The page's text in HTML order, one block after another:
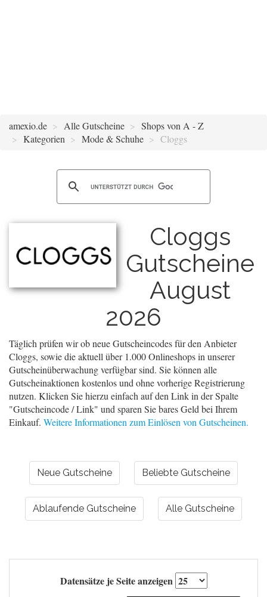
amexio.de Alle Gutscheine
Shops von A - Z
Kategorien
Mode & Schuhe Cloggs
Cloggs
Gutscheine
August
2026
Täglich prüfen wir ob neue Gutscheincodes für den Anbieter
Cloggs, sowie die aktuell über 1.000 Onlineshops in unserer
Gutscheinüberwachung verfügbar sind. Sie können alle
Gutscheinaktionen kostenlos und ohne vorherige Registrierung
nutzen. Klicken Sie hierzu einfach auf den Link in der Spalte
"Gutscheincode / Link" und sparen Sie bares Geld bei Ihrem
Einkauf. Weitere Informationen zum Einlösen von Gutscheinen.
Neue Gutscheine Beliebte Gutscheine
Ablaufende Gutscheine Alle Gutscheine
Datensätze je Seite anzeigen